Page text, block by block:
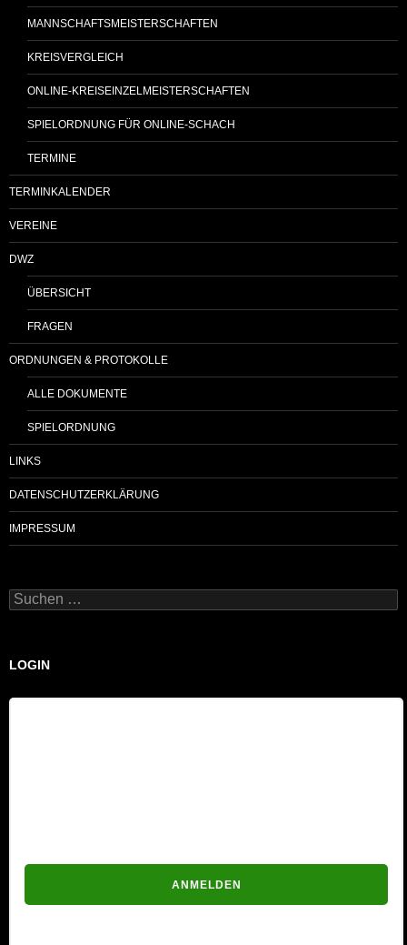
MANNSCHAFTSMEISTERSCHAFTEN
KREISVERGLEICH
ONLINE-KREISEINZELMEISTERSCHAFTEN
SPIELORDNUNG FÜR ONLINE-SCHACH
TERMINE
TERMINKALENDER
VEREINE
DWZ
ÜBERSICHT
FRAGEN
ORDNUNGEN & PROTOKOLLE
ALLE DOKUMENTE
SPIELORDNUNG
LINKS
DATENSCHUTZERKLÄRUNG
IMPRESSUM
Suchen
nach:
LOGIN